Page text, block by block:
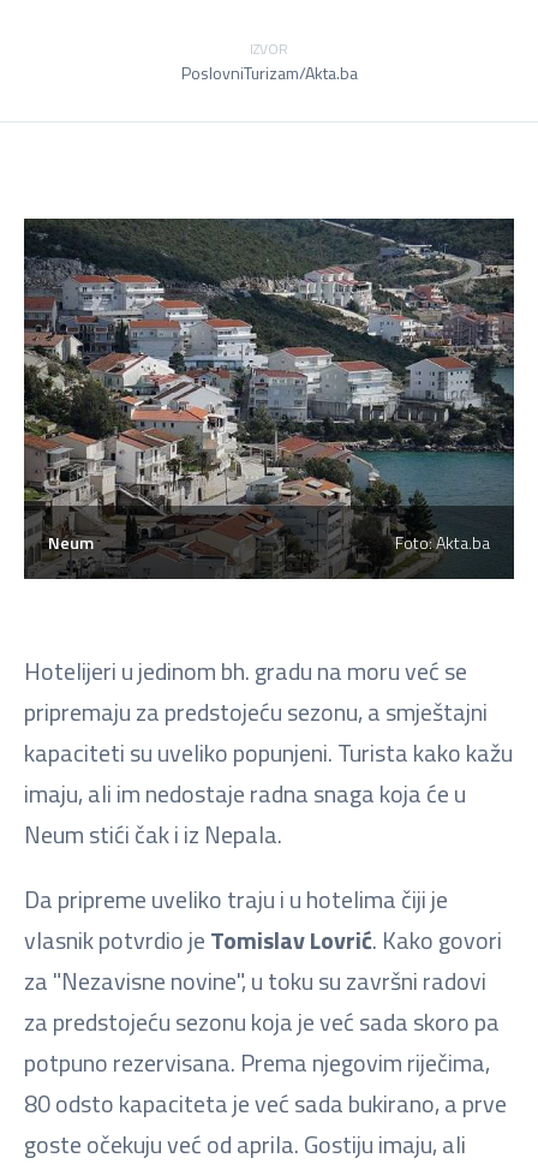
IZVOR
PoslovniTurizam/Akta.ba
Neum Foto: Akta.ba
Hotelijeri u jedinom bh. gradu na moru već se
pripremaju za predstojeću sezonu, a smještajni
kapaciteti su uveliko popunjeni. Turista kako kažu
imaju, ali im nedostaje radna snaga koja će u
Neum stići čak i iz Nepala.
Da pripreme uveliko traju i u hotelima čiji je
vlasnik potvrdio jeTomislav Lovrić. Kako govori
za "Nezavisne novine", u toku su završni radovi
za predstojeću sezonu koja je već sada skoro pa
potpuno rezervisana. Prema njegovim riječima,
80 odsto kapaciteta je već sada bukirano, a prve
goste očekuju već od aprila. Gostiju imaju, ali